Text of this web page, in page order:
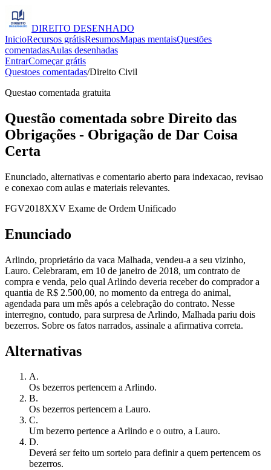
DIREITO DESENHADO
InicioRecursos grátisResumosMapas mentaisQuestões
comentadasAulas desenhadas
EntrarComeçar grátis
Questoes comentadas/Direito Civil
Questao comentada gratuita
Questão comentada sobre Direito das
Obrigações - Obrigação de Dar Coisa
Certa
Enunciado, alternativas e comentario aberto para indexacao, revisao
e conexao com aulas e materiais relevantes.
FGV2018XXV Exame de Ordem Unificado
Enunciado
Arlindo, proprietário da vaca Malhada, vendeu-a a seu vizinho,
Lauro. Celebraram, em 10 de janeiro de 2018, um contrato de
compra e venda, pelo qual Arlindo deveria receber do comprador a
quantia de R$ 2.500,00, no momento da entrega do animal,
agendada para um mês após a celebração do contrato. Nesse
interregno, contudo, para surpresa de Arlindo, Malhada pariu dois
bezerros. Sobre os fatos narrados, assinale a afirmativa correta.
Alternativas
A.
Os bezerros pertencem a Arlindo.
B.
Os bezerros pertencem a Lauro.
C.
Um bezerro pertence a Arlindo e o outro, a Lauro.
D.
Deverá ser feito um sorteio para definir a quem pertencem os
bezerros.